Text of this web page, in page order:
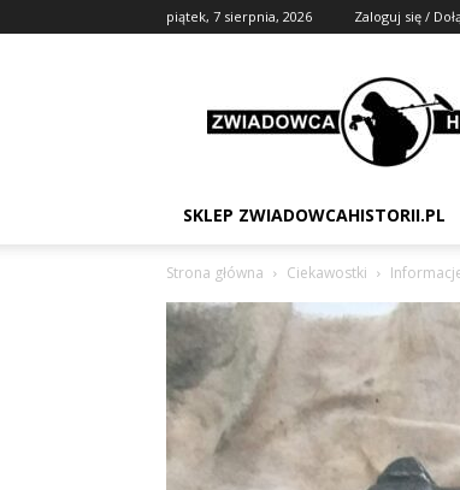
piątek, 7 sierpnia, 2026 Zaloguj się /
Zwiadowca
Historii
SKLEP ZWIADOWCAHISTORII.PL
Strona główna Ciekawostki